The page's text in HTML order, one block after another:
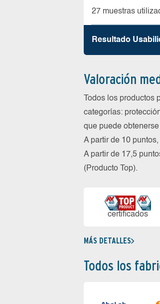
27 muestras
Resultado
Valoración
Todos los
categorías:
que puede
A partir de 10
A partir de 17,5
(Producto Top).
certi­ficados
MÁS DETALLES
Todos los